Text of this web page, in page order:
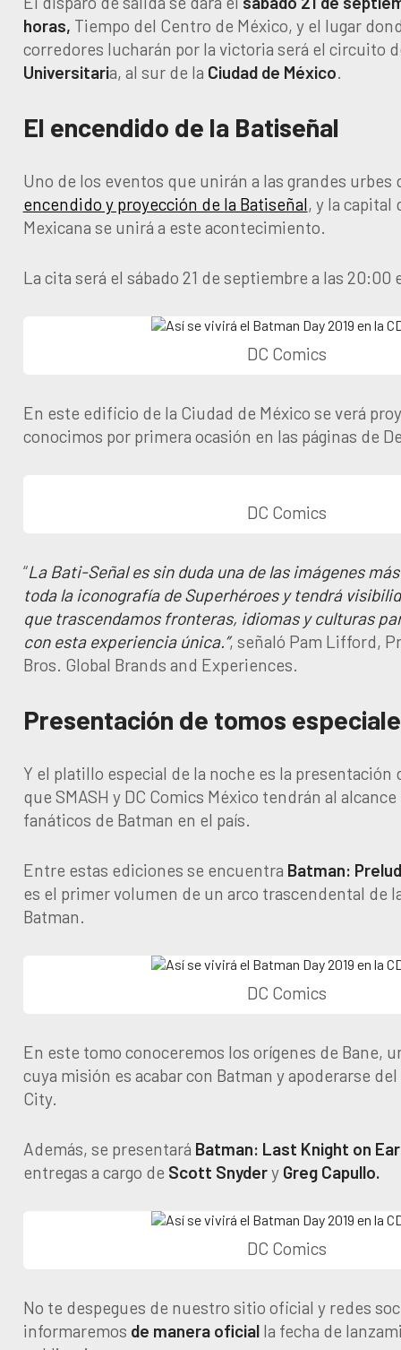
horas, Tiempo del Centro de México, y el lugar
corredores lucharán por la victoria será el circuito
Universitaria, al sur de la Ciudad de México.
El encendido de la Batiseñal
Uno de los eventos que unirán a las grandes
encendido y proyección de la Batiseñal, y la capital
Mexicana se unirá a este acontecimiento.
La cita será el sábado 21 de septiembre a las 20:00
DC Comics
En este edificio de la Ciudad de México se verá
conocimos por primera ocasión en las páginas de
DC Comics
“La Bati-Señal es sin duda una de las imágenes
toda la iconografía de Superhéroes y tendrá
que trascendamos fronteras, idiomas y culturas
con esta experiencia única.”, señaló Pam Lifford,
Bros. Global Brands and Experiences.
Presentación de tomos
Y el platillo especial de la noche es la presentación
que SMASH y DC Comics México tendrán al
fanáticos de Batman en el país.
Entre estas ediciones se encuentra Batman:
es el primer volumen de un arco trascendental de
Batman.
DC Comics
En este tomo conoceremos los orígenes de Bane,
cuya misión es acabar con Batman y apoderarse
City.
Además, se presentará Batman: Last Knight on
entregas a cargo de Scott Snydery Greg Capullo.
DC Comics
No te despegues de nuestro sitio oficial y redes
informaremos de manera oficialla fecha de